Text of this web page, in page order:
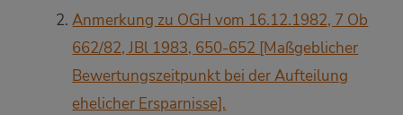
Anmerkung zu OGH vom 16.12.1982, 7 Ob
662/82, JBl 1983, 650-652 [Maßgeblicher
Bewertungszeitpunkt bei der Aufteilung
ehelicher Ersparnisse].